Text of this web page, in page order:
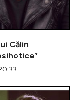
Călin